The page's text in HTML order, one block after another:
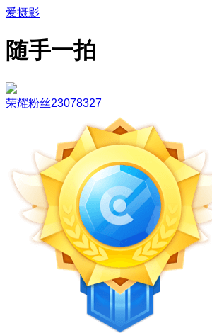
爱摄影
随手一拍
荣耀粉丝23078327